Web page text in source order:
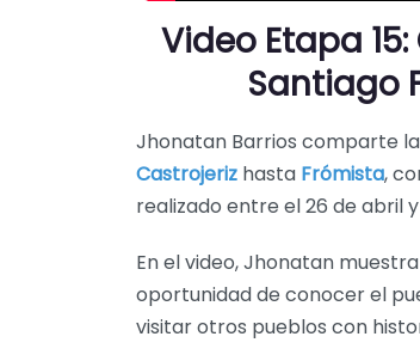
Video Etapa
Santiago
Jhonatan Barrios comparte la
Castrojeriz hasta Frómista,
realizado entre el 26 de abril
En el video, Jhonatan
oportunidad de conocer el
visitar otros pueblos con